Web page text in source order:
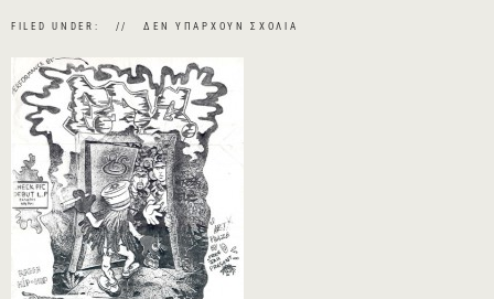
FILED UNDER: ΔΕΝ ΥΠΆΡΧΟΥΝ ΣΧΌΛΙΑ